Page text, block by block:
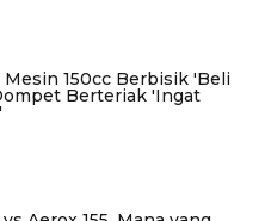
Mesin 150cc Berbisik 'Beli
Berteriak 'Ingat